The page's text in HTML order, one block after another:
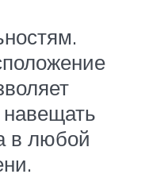
в любой